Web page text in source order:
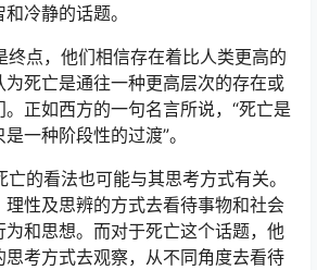
冷静的话题。
终点，他们相信存在着比人类更高的
为死亡是通往一种更高层次的存在或
正如西方的一句名言所说，“死亡是
一种阶段性的过渡”。
的看法也可能与其思考方式有关。
性及思辨的方式去看待事物和社会
和思想。而对于死亡这个话题，他
考方式去观察，从不同角度去看待